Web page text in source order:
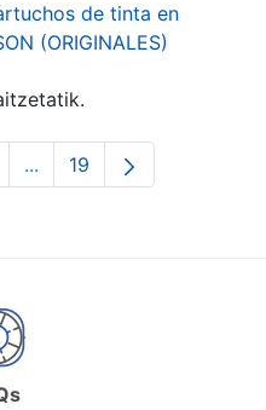
de tinta en
(ORIGINALES)
...Intermediate Pages Use
Orrialdea
19